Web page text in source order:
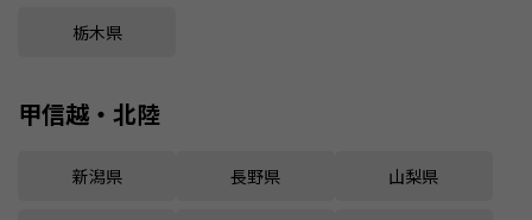
栃木県
甲信越・北陸
新潟県 長野県 山梨県